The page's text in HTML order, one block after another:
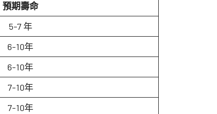
預期壽命
5-7 年
6-10年
6-10年
7-10年
7-10年